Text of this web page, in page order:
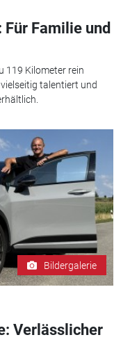
Familie und
119 Kilometer rein
talentiert und
Bildergalerie
Verlässlicher